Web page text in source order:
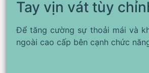
Tay vịn vát tùy
Để tăng cường sự thoải mái và
ngoài cao cấp bên cạnh chức